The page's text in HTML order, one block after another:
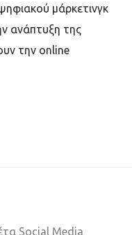
μάρκετινγκ
ανάπτυξη της
την online
Social Media